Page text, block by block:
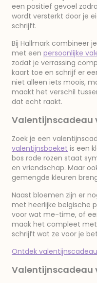
een positief gevoel
wordt versterkt door je
schrijft.
Bij Hallmark combineer
met een persoonlijke
zodat je verrassing
kaart toe en schrijf er
niet alleen iets moois,
maakt het verschil
dat echt raakt.
Valentijnscadeau
Zoek je een
valentijnsboeket is een
bos rode rozen staat
en vriendschap. Maar
gemengde kleuren
Naast bloemen zijn er
met heerlijke belgische
voor wat me-time, of
maak het compleet met
schrijft wat ze voor je
Ontdek
Valentijnscadeau